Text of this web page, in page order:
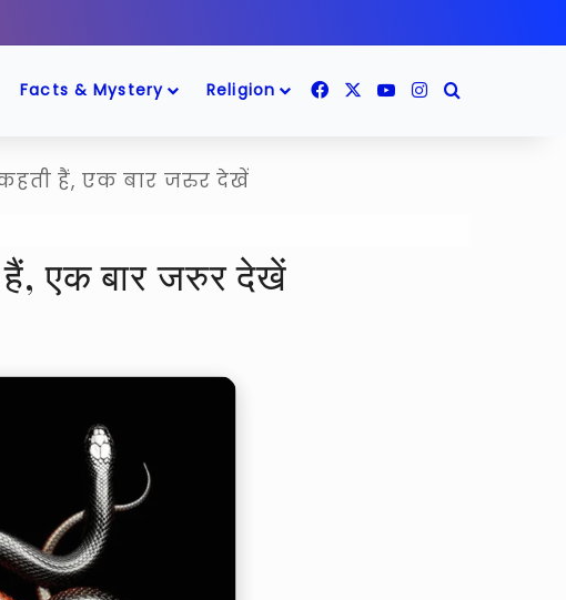
Facts & Mystery Religion FacebookYouTubeInstagram
हैं, एक बार जरुर देखें
हैं, एक बार जरुर देखें